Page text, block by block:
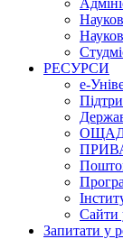
РЕСУРСИ
е-
Сайти
Запитати у